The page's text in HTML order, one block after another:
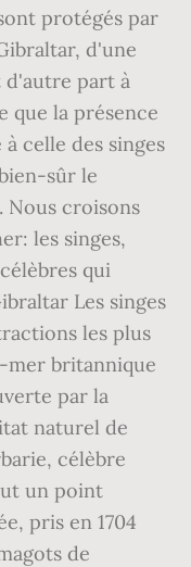
protégés par
d'une
d'autre part à
que la présence
celle des singes
sûr le
Nous croisons
les singes,
qui
Les singes
les plus
britannique
par la
naturel de
célèbre
un point
pris en 1704
de